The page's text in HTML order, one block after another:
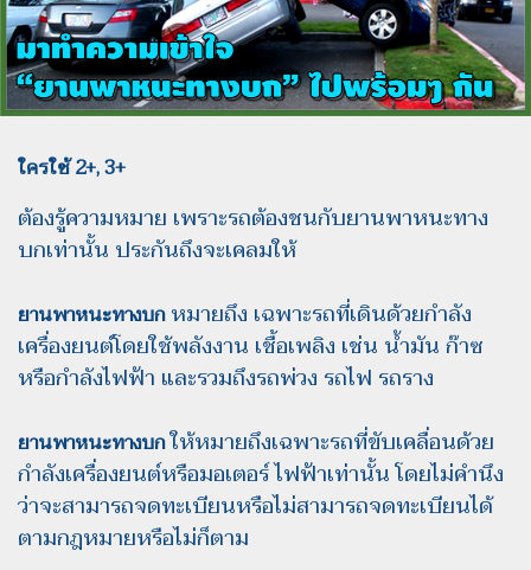
ใครใช้ 2+, 3+
ต้องรู้ความหมาย เพราะรถต้องชนกับยานพาหนะทาง
บกเท่านั้น ประกันถึงจะเคลมให้
ยานพาหนะทางบกหมายถึง เฉพาะรถที่เดินด้วยกําลัง
เครื่องยนต์โดยใช้พลังงาน เชื้อเพลิง เช่น น้ํามัน ก๊าซ
หรือกําลังไฟฟ้า และรวมถึงรถพ่วง รถไฟ รถราง
ยานพาหนะทางบกให้หมายถึงเฉพาะรถที่ขับเคลื่อนด้วย
กําลังเครื่องยนต์หรือมอเตอร์ ไฟฟ้าเท่านั้น โดยไม่คํานึง
ว่าจะสามารถจดทะเบียนหรือไม่สามารถจดทะเบียนได้
ตามกฎหมายหรือไม่ก็ตาม